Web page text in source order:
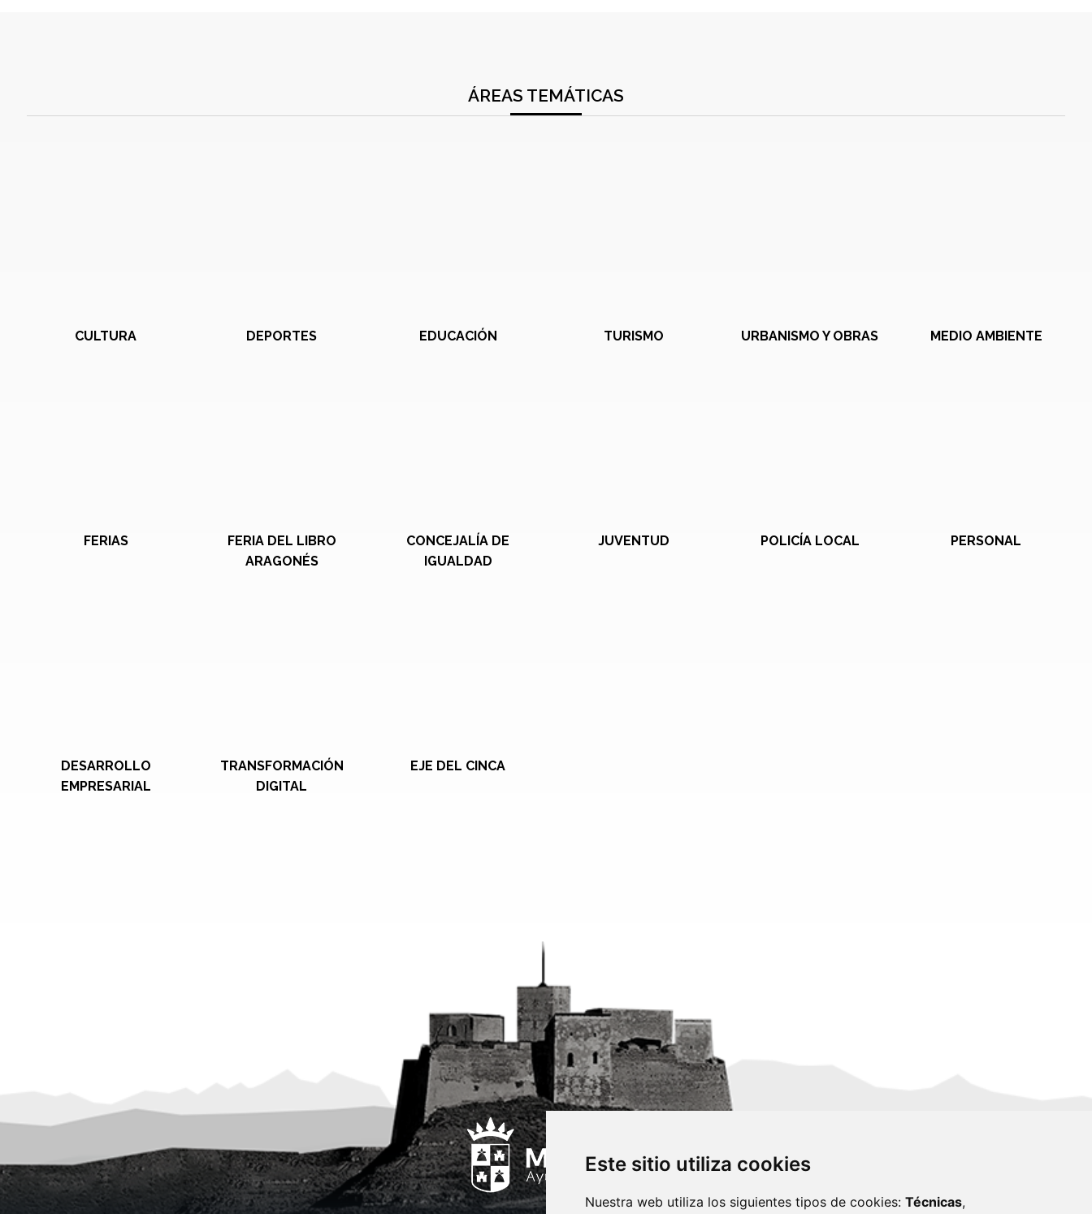
Este sitio utiliza cookies
Nuestra web utiliza los siguientes tipos de cookies: Técnicas,
ÁREAS TEMÁTICAS
CULTURA DEPORTES EDUCACIÓN TURISMO URBANISMO Y OBRAS MEDIO AMBIENTE
FERIAS
FERIA DEL LIBRO
ARAGONÉS
CONCEJALÍA DE
IGUALDAD
JUVENTUD POLICÍA LOCAL PERSONAL
DESARROLLO
EMPRESARIAL
TRANSFORMACIÓN
DIGITAL
EJE DEL CINCA